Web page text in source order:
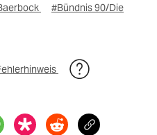
#Bündnis 90/Die